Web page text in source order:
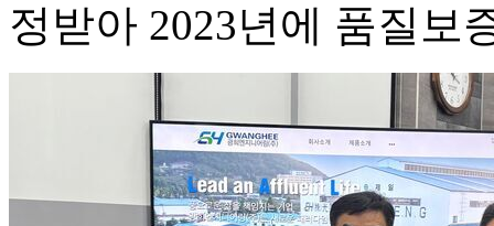
정받아 2023년에 품질보